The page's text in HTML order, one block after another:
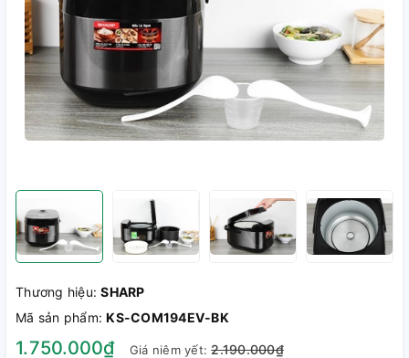
Thương hiệu:SHARP
Mã sản phẩm:KS-COM194EV-BK
1.750.000₫ Giá niêm yết:2.190.000₫